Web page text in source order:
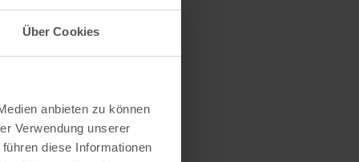
Über Cookies
anbieten zu können
Verwendung unserer
diese Informationen